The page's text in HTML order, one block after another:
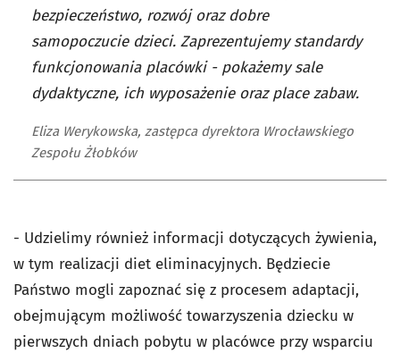
bezpieczeństwo, rozwój oraz dobre
samopoczucie dzieci. Zaprezentujemy standardy
funkcjonowania placówki - pokażemy sale
dydaktyczne, ich wyposażenie oraz place zabaw.
Eliza Werykowska, zastępca dyrektora Wrocławskiego
Zespołu Żłobków
- Udzielimy również informacji dotyczących żywienia,
w tym realizacji diet eliminacyjnych. Będziecie
Państwo mogli zapoznać się z procesem adaptacji,
obejmującym możliwość towarzyszenia dziecku w
pierwszych dniach pobytu w placówce przy wsparciu